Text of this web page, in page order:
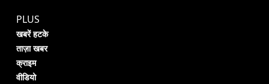
PLUS
खबरें हटके
ताज़ा खबर
क्राइम
वीडियो